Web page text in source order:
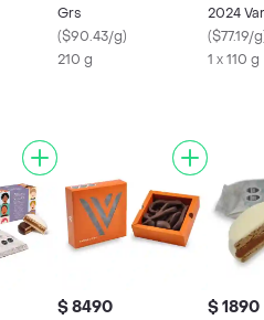
Grs
($90.43/g)
210 g
2024
($77.19/g
1 x 110 g
$ 8490 $ 1890